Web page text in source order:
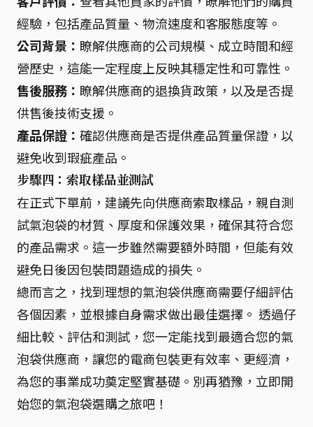
經驗，包括產品質量、物流速度和客服態度等。
公司背景： 瞭解供應商的公司規模、成立時間和經
營歷史，這能一定程度上反映其穩定性和可靠性。
售後服務： 瞭解供應商的退換貨政策，以及是否提
供售後技術支援。
產品保證： 確認供應商是否提供產品質量保證，以
避免收到瑕疵產品。
步驟四：索取樣品並測試
在正式下單前，建議先向供應商索取樣品，親自測
試氣泡袋的材質、厚度和保護效果，確保其符合您
的產品需求。這一步雖然需要額外時間，但能有效
避免日後因包裝問題造成的損失。
總而言之，找到理想的氣泡袋供應商需要仔細評估
各個因素，並根據自身需求做出最佳選擇。 透過仔
細比較、評估和測試，您一定能找到最適合您的氣
泡袋供應商，讓您的電商包裝更有效率、更經濟，
為您的事業成功奠定堅實基礎。別再猶豫，立即開
始您的氣泡袋選購之旅吧！